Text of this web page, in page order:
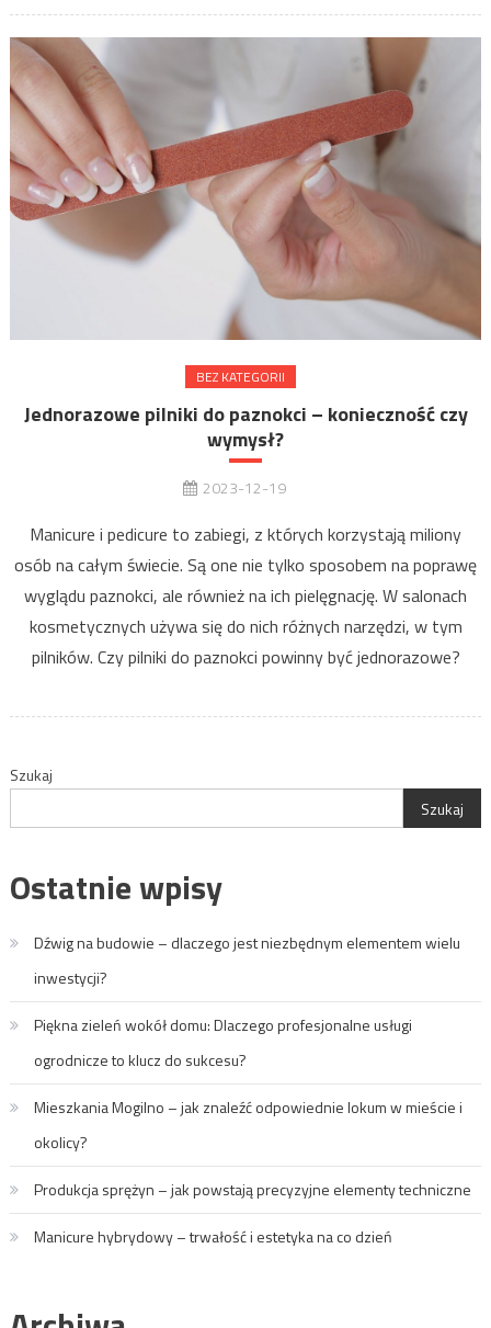
BEZ KATEGORII
Jednorazowe pilniki do paznokci – konieczność czy
wymysł?
2023-12-19
Manicure i pedicure to zabiegi, z których korzystają miliony
osób na całym świecie. Są one nie tylko sposobem na poprawę
wyglądu paznokci, ale również na ich pielęgnację. W salonach
kosmetycznych używa się do nich różnych narzędzi, w tym
pilników. Czy pilniki do paznokci powinny być jednorazowe?
Szukaj
Szukaj
Ostatnie wpisy
Dźwig na budowie – dlaczego jest niezbędnym elementem wielu
inwestycji?
Piękna zieleń wokół domu: Dlaczego profesjonalne usługi
ogrodnicze to klucz do sukcesu?
Mieszkania Mogilno – jak znaleźć odpowiednie lokum w mieście i
okolicy?
Produkcja sprężyn – jak powstają precyzyjne elementy techniczne
Manicure hybrydowy – trwałość i estetyka na co dzień